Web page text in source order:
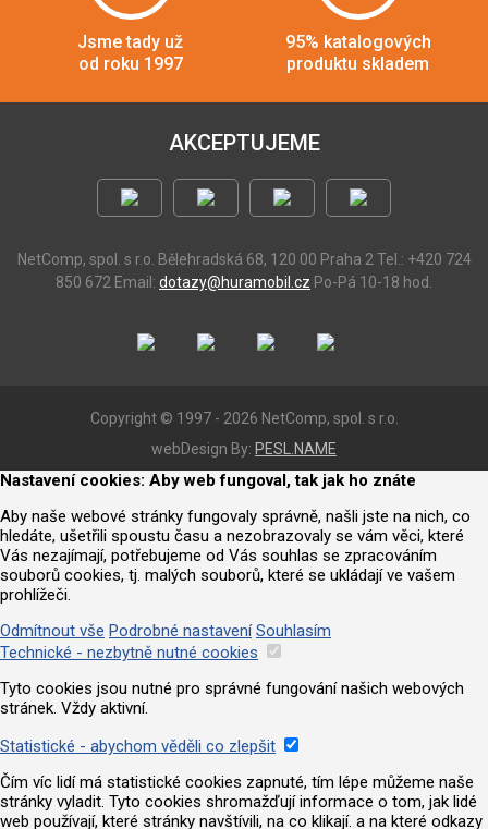
Jsme tady už
od roku 1997
95% katalogových
produktu skladem
AKCEPTUJEME
NetComp, spol. s r.o. Bělehradská 68, 120 00 Praha 2 Tel.: +420 724
850 672 Email: dotazy@huramobil.cz Po-Pá 10-18 hod.
Copyright © 1997 - 2026 NetComp, spol. s r.o.
webDesign By: PESL.NAME
Nastavení cookies: Aby web fungoval, tak jak ho znáte
Aby naše webové stránky fungovaly správně, našli jste na nich, co
hledáte, ušetřili spoustu času a nezobrazovaly se vám věci, které
Vás nezajímají, potřebujeme od Vás souhlas se zpracováním
souborů cookies, tj. malých souborů, které se ukládají ve vašem
prohlížeči.
Odmítnout vše Podrobné nastavení Souhlasím
Technické - nezbytně nutné cookies
Tyto cookies jsou nutné pro správné fungování našich webových
stránek. Vždy aktivní.
Statistické - abychom věděli co zlepšit
Čím víc lidí má statistické cookies zapnuté, tím lépe můžeme naše
stránky vyladit. Tyto cookies shromažďují informace o tom, jak lidé
web používají, které stránky navštívili, na co klikají. a na které odkazy